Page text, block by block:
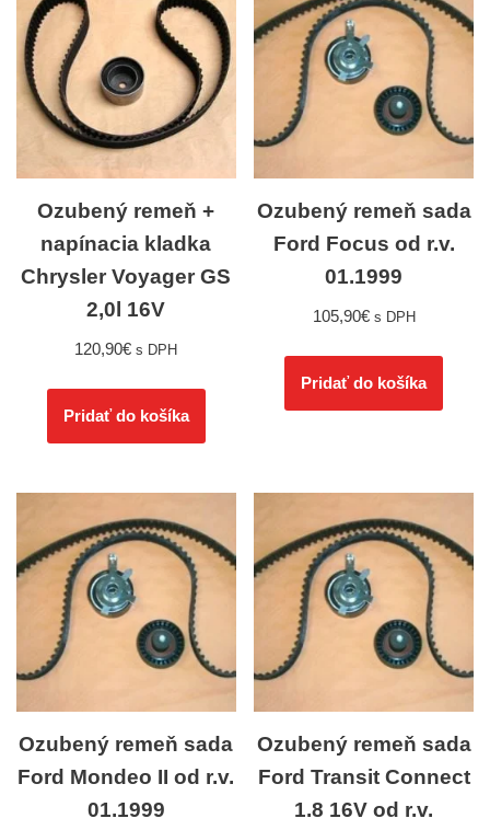
Ozubený remeň +
napínacia kladka
Chrysler Voyager GS
2,0l 16V
120,90€ s DPH
Pridať do košíka
Ozubený remeň sada
Ford Focus od r.v.
01.1999
105,90€ s DPH
Pridať do košíka
Ozubený remeň sada
Ford Mondeo II od r.v.
01.1999
Ozubený remeň sada
Ford Transit Connect
1.8 16V od r.v.